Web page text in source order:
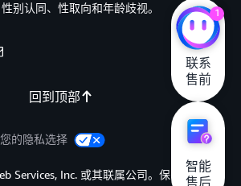
回到顶部
别认同、性取向和年龄歧视。
您的隐私选择
Services, Inc. 或其联属公司。保留所有权
1
联系
售前
智能
售后